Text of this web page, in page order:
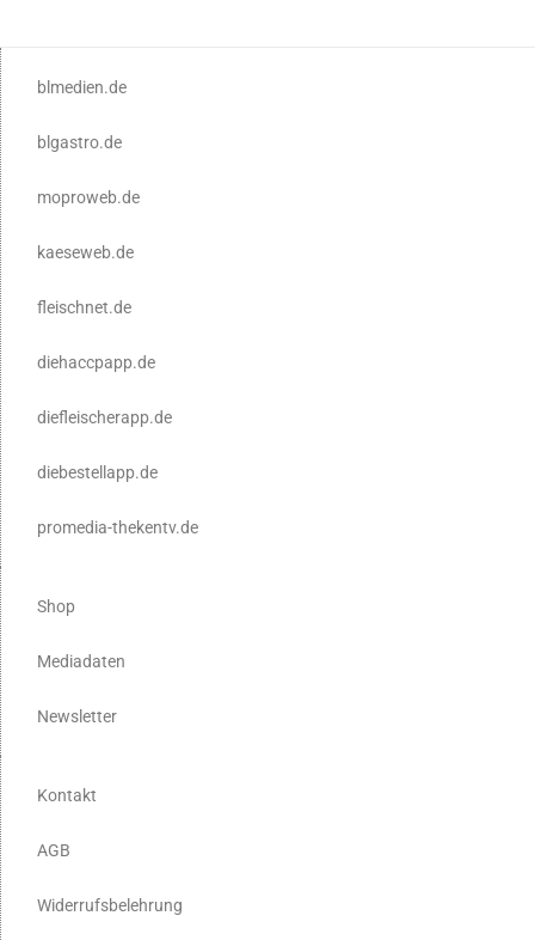
blmedien.de
blgastro.de
moproweb.de
kaeseweb.de
fleischnet.de
diehaccpapp.de
diefleischerapp.de
diebestellapp.de
promedia-thekentv.de
Shop
Mediadaten
Newsletter
Kontakt
AGB
Widerrufsbelehrung